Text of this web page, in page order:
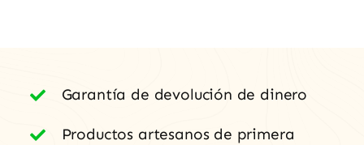
Garantía de devolución de dinero
Productos artesanos de primera